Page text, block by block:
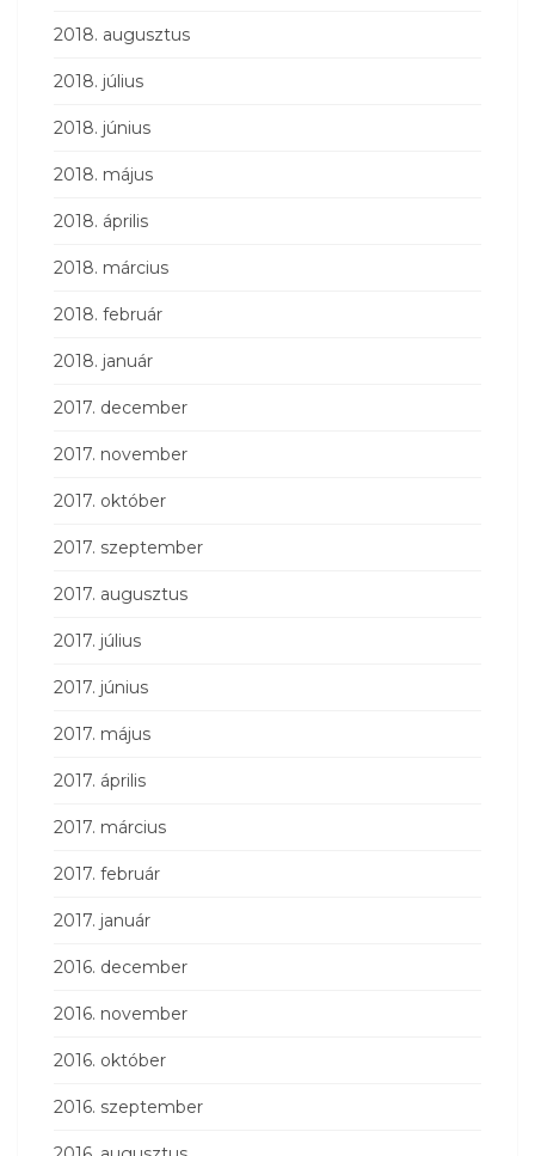
2018. augusztus
2018. július
2018. június
2018. május
2018. április
2018. március
2018. február
2018. január
2017. december
2017. november
2017. október
2017. szeptember
2017. augusztus
2017. július
2017. június
2017. május
2017. április
2017. március
2017. február
2017. január
2016. december
2016. november
2016. október
2016. szeptember